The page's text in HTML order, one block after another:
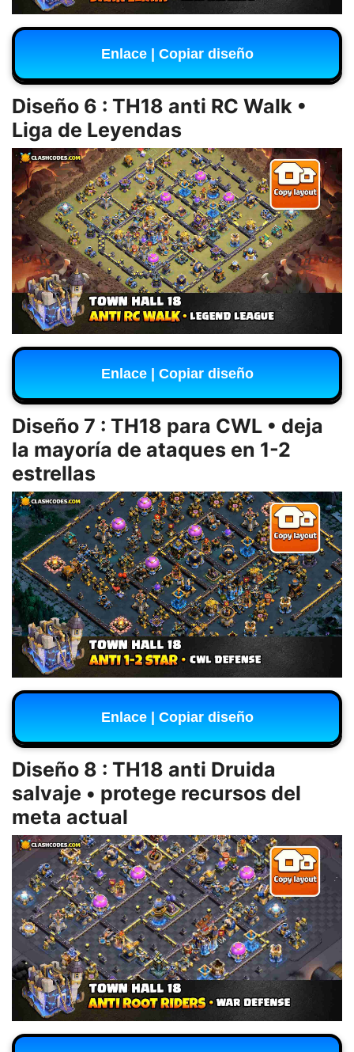
Enlace | Copiar diseño
Diseño 6 : TH18 anti RC Walk •
Liga de Leyendas
Enlace | Copiar diseño
Diseño 7 : TH18 para CWL • deja
la mayoría de ataques en 1-2
estrellas
Enlace | Copiar diseño
Diseño 8 : TH18 anti Druida
salvaje • protege recursos del
meta actual